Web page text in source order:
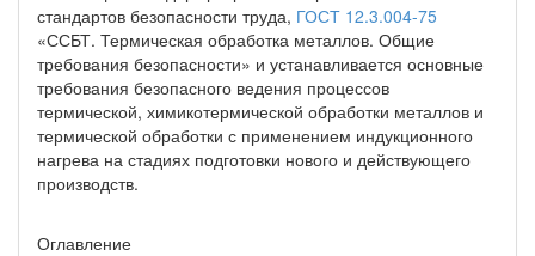
стандартов безопасности труда, ГОСТ 12.3.004-75
«ССБТ. Термическая обработка металлов. Общие
требования безопасности» и устанавливается основные
требования безопасного ведения процессов
термической, химикотермической обработки металлов и
термической обработки с применением индукционного
нагрева на стадиях подготовки нового и действующего
производств.
Оглавление